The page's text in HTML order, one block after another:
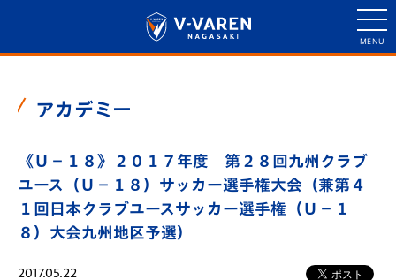
アカデミー
《Ｕ－１８》２０１７年度 第２８回九州クラブ
ユース（Ｕ－１８）サッカー選手権大会（兼第４
１回日本クラブユースサッカー選手権（Ｕ－１
８）大会九州地区予選）
2017.05.22